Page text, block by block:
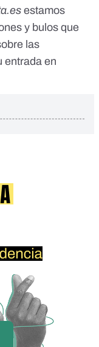
estamos
y bulos que
las
entrada en